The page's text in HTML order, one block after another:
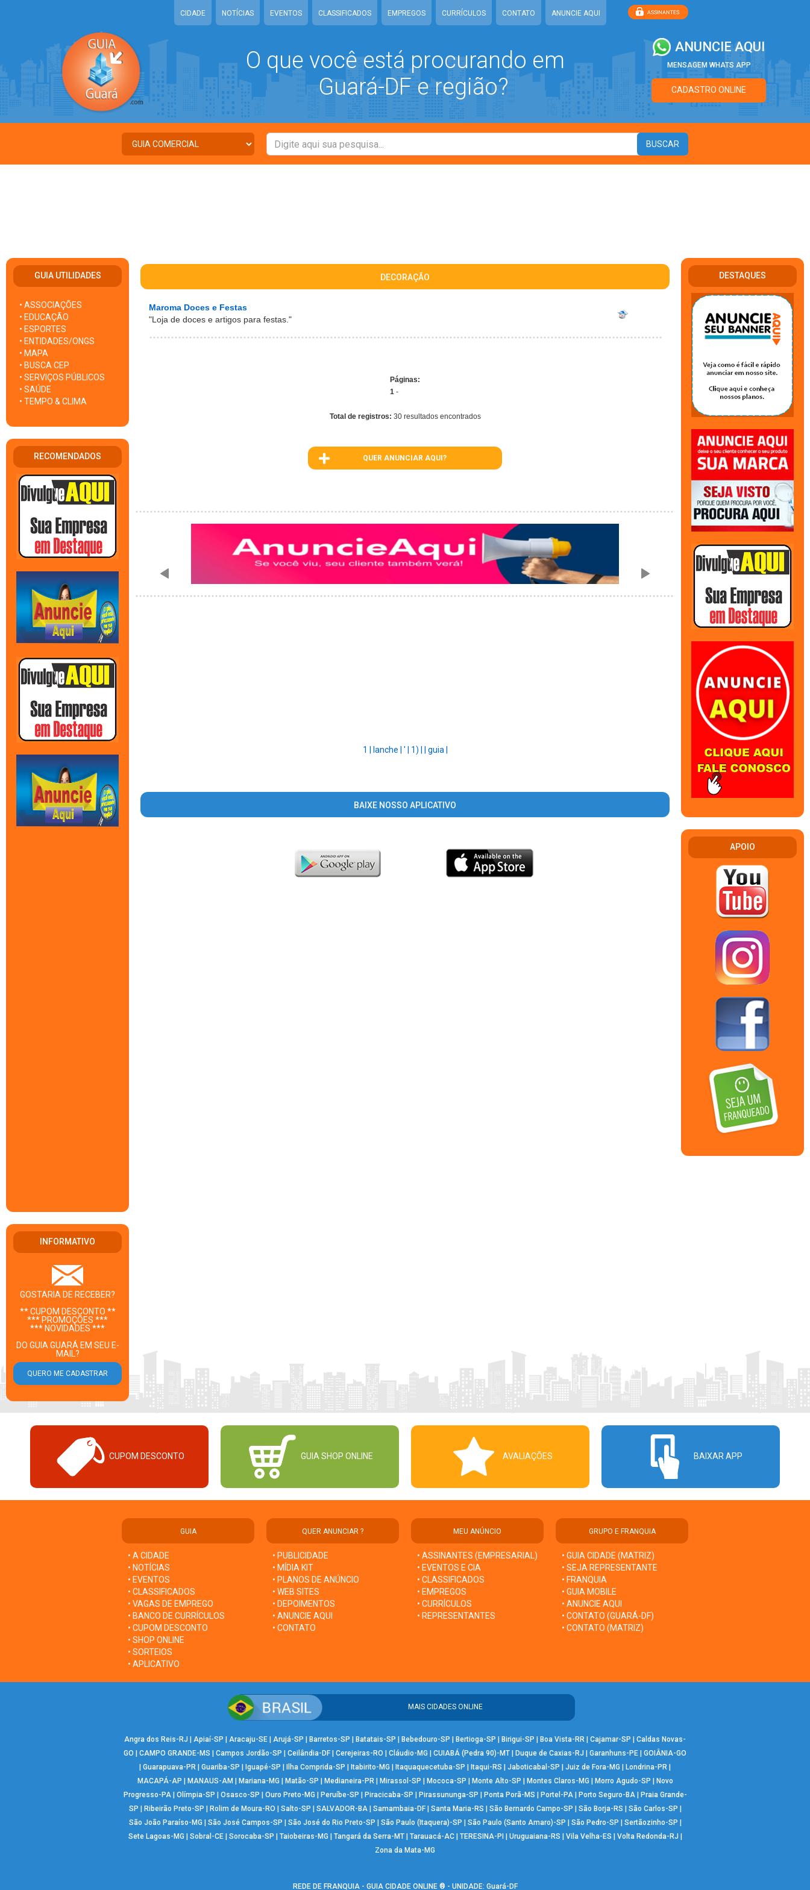
CIDADE NOTÍCIAS EVENTOS CLASSIFICADOS EMPREGOS CURRÍCULOS CONTATO ANUNCIE AQUI
O que você está procurando em
Guará-DF e região?
ANUNCIE AQUI
MENSAGEM WHATS APP
CADASTRO ONLINE
GUIA UTILIDADES
• ASSOCIAÇÕES
• EDUCAÇÃO
• ESPORTES
• ENTIDADES/ONGS
• MAPA
• BUSCA CEP
• SERVIÇOS PÚBLICOS
• SAÚDE
• TEMPO & CLIMA
RECOMENDADOS
INFORMATIVO
GOSTARIA DE RECEBER?
** CUPOM DESCONTO **
*** PROMOÇÕES ***
*** NOVIDADES ***
DO GUIA GUARÁ EM SEU E-
MAIL?
DECORAÇÃO
Maroma Doces e Festas
"Loja de doces e artigos para festas."
Páginas:
1 -
Total de registros: 30 resultados encontrados
QUER ANUNCIAR AQUI?
1 | lanche | ' | 1) | guia |
BAIXE NOSSO APLICATIVO
DESTAQUES
APOIO
CUPOM DESCONTO GUIA SHOP ONLINE AVALIAÇÕES BAIXAR APP
GUIA
• A CIDADE
• NOTÍCIAS
• EVENTOS
• CLASSIFICADOS
• VAGAS DE EMPREGO
• BANCO DE CURRÍCULOS
• CUPOM DESCONTO
• SHOP ONLINE
• SORTEIOS
• APLICATIVO
QUER ANUNCIAR ?
• PUBLICIDADE
• MÍDIA KIT
• PLANOS DE ANÚNCIO
• WEB SITES
• DEPOIMENTOS
• ANUNCIE AQUI
• CONTATO
MEU ANÚNCIO
• ASSINANTES (EMPRESARIAL)
• EVENTOS E CIA
• CLASSIFICADOS
• EMPREGOS
• CURRÍCULOS
• REPRESENTANTES
GRUPO E FRANQUIA
• GUIA CIDADE (MATRIZ)
• SEJA REPRESENTANTE
• FRANQUIA
• GUIA MOBILE
• ANUNCIE AQUI
• CONTATO (GUARÁ-DF)
• CONTATO (MATRIZ)
MAIS CIDADES ONLINE
Angra dos Reis-RJ | Apiaí-SP | Aracaju-SE | Arujá-SP | Barretos-SP | Batatais-SP | Bebedouro-SP | Bertioga-SP | Birigui-SP | Boa Vista-RR | Cajamar-SP | Caldas Novas-
GO | CAMPO GRANDE-MS | Campos Jordão-SP | Ceilândia-DF | Cerejeiras-RO | Cláudio-MG | CUIABÁ (Pedra 90)-MT | Duque de Caxias-RJ | Garanhuns-PE | GOIÂNIA-GO
| Guarapuava-PR | Guariba-SP | Iguapé-SP | Ilha Comprida-SP | Itabirito-MG | Itaquaquecetuba-SP | Itaqui-RS | Jaboticabal-SP | Juiz de Fora-MG | Londrina-PR |
MACAPÁ-AP | MANAUS-AM | Mariana-MG | Matão-SP | Medianeira-PR | Mirassol-SP | Mococa-SP | Monte Alto-SP | Montes Claros-MG | Morro Agudo-SP | Novo
Progresso-PA| Olímpia-SP | Osasco-SP | Ouro Preto-MG | Peruíbe-SP | Piracicaba-SP | Pirassununga-SP | Ponta Porã-MS | Portel-PA| Porto Seguro-BA| Praia Grande-
SP | Ribeirão Preto-SP | Rolim de Moura-RO | Salto-SP | SALVADOR-BA| Samambaia-DF| Santa Maria-RS | São Bernardo Campo-SP | São Borja-RS | São Carlos-SP |
São João Paraíso-MG | São José Campos-SP | São José do Rio Preto-SP | São Paulo (Itaquera)-SP | São Paulo (Santo Amaro)-SP | São Pedro-SP | Sertãozinho-SP |
Sete Lagoas-MG | Sobral-CE| Sorocaba-SP | Taiobeiras-MG | Tangará da Serra-MT| Tarauacá-AC| TERESINA-PI | Uruguaiana-RS | Vila Velha-ES | Volta Redonda-RJ |
Zona da Mata-MG
REDE DE FRANQUIA - GUIA CIDADE ONLINE ® - UNIDADE: Guará-DF